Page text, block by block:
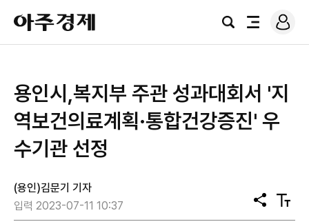
아
주
경
검
전
로
그
용인시,복지부 주관 성과대회서 '지
역보건의료계획·통합건강증진' 우
수기관 선정
(용인)김문기 기자
입력 2023-07-11 10:37
공
유
텍
스